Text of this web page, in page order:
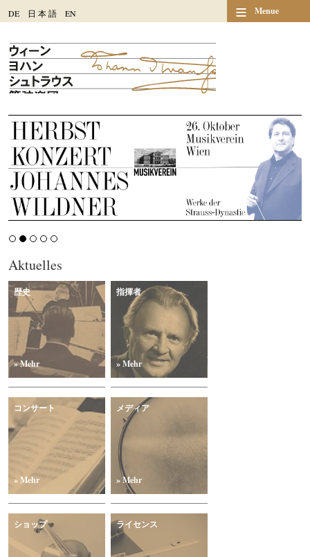
DE 日 本語 EN ≡ Menue
Aktuelles
歴史
» Mehr
指揮者
» Mehr
コンサート
» Mehr
メディア
» Mehr
ショップ ライセンス